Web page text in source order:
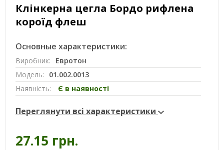
Клінкерна цегла Бордо рифлена
короїд флеш
Основные характеристики:
Виробник:
Евротон
Модель:
01.002.0013
Наявність:
Є в наявності
Переглянути всі характеристики
27.15 грн.